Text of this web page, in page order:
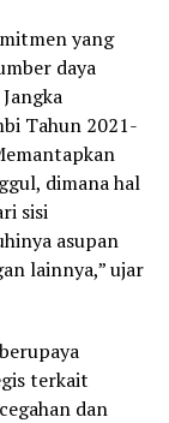
yang
daya
Tahun 2021-
dimana hal
sisi
asupan
lainnya,” ujar
terkait
dan